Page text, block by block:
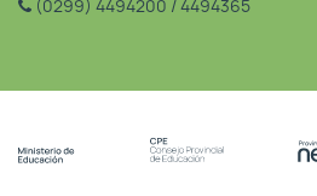
(0299) 4494200 / 4494365